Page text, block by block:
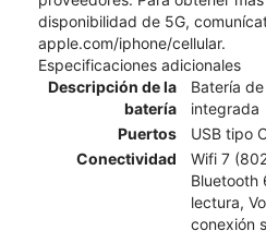
disponibilidad de 5G,
apple.com/iphone/cellular.
Especificaciones adicionales
Descripción de la
batería
Batería
integrada
Puertos
USB tipo
Conectividad
Wifi 7
Bluetooth
lectura,
conexión